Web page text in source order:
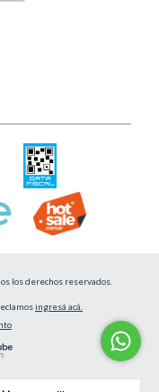
los derechos reservados.
ingresá acá.